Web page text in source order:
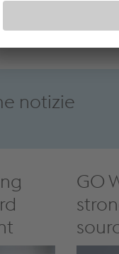
notizie
GO